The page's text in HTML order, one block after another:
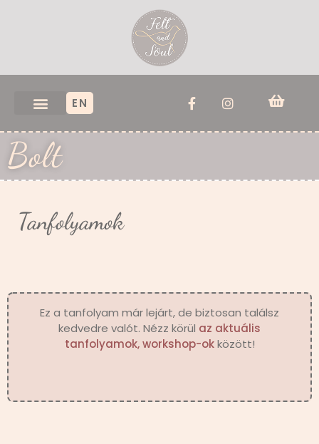
EN
Bolt
Tanfolyamok
Ez a tanfolyam már lejárt, de biztosan találsz
kedvedre valót. Nézz körül az aktuális
tanfolyamok, workshop-okközött!